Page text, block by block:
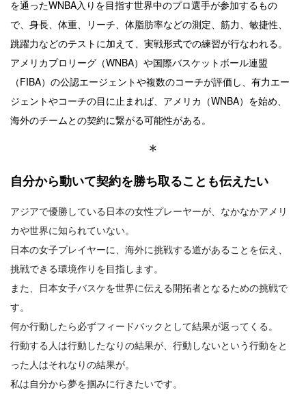
を通ったWNBA入りを目指す世界中のプロ選手が参加するもの
で、身長、体重、リーチ、体脂肪率などの測定、筋力、敏捷性、
跳躍力などのテストに加えて、実戦形式での練習が行なわれる。
アメリカプロリーグ（WNBA）や国際バスケットボール連盟
（FIBA）の公認エージェントや複数のコーチが評価し、有力エー
ジェントやコーチの目に止まれば、アメリカ（WNBA）を始め、
海外のチームとの契約に繋がる可能性がある。
＊
自分から動いて契約を勝ち取ることも伝えたい
アジアで優勝している日本の女性プレーヤーが、なかなかアメリ
カや世界に知られていない。
日本の女子プレイヤーに、海外に挑戦する道があることを伝え、
挑戦できる環境作りを目指します。
また、日本女子バスケを世界に伝える開拓者となるための挑戦で
す。
何か行動したら必ずフィードバックとして結果が返ってくる。
行動する人は行動したなりの結果が、行動しないという行動をと
った人はそれなりの結果が。
私は自分から夢を掴みに行きたいです。